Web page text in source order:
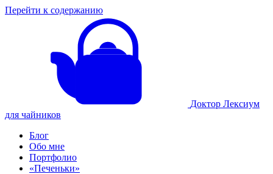
Перейти к содержанию
Доктор Лексиум
для чайников
Блог
Обо мне
Портфолио
«Печеньки»